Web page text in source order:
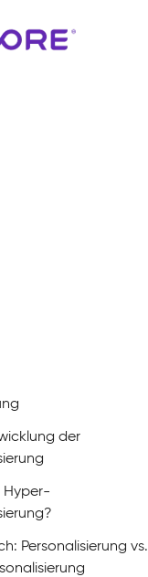
der
Hyper-
Personalisierung vs.